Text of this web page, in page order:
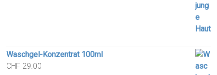
Waschgel-Konzentrat 100ml
CHF 29.00